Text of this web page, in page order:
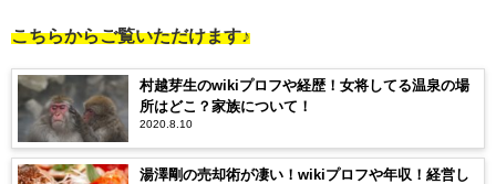
こちらからご覧いただけます♪
村越芽生のwikiプロフや経歴！女将してる温泉の場
所はどこ？家族について！
2020.8.10
湯澤剛の売却術が凄い！wikiプロフや年収！経営し